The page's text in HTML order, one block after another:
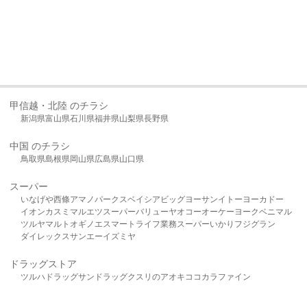
甲信越・北陸 のチラシ
新潟県富山県石川県福井県山梨県長野県
中国 のチラシ
鳥取県島根県岡山県広島県山口県
スーパー
いなげや西條アマノパークスベイシア ビッグヨーサンイトーヨーカドー
イオンカスミ マルエツスーパーバリューヤオコーオーケー ヨークベニマル
ツルヤマルト オギノ エスマート ライフ業務スーパーいかり フジグラン
ダイレックスサンエーイズミヤ
ドラッグストア
ツルハドラッグサンドラッグクスリのアオキ ココカラファイン